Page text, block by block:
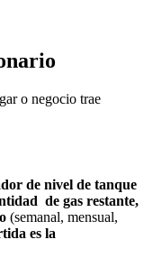
o negocio trae
de nivel de tanque
de gas restante,
(semanal, mensual,
es la